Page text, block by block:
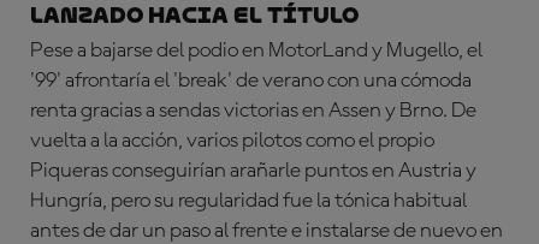
LANZADO HACIA EL TÍTULO
Pese a bajarse del podio en MotorLand y Mugello, el
'99' afrontaría el 'break' de verano con una cómoda
renta gracias a sendas victorias en Assen y Brno. De
vuelta a la acción, varios pilotos como el propio
Piqueras conseguirían arañarle puntos en Austria y
Hungría, pero su regularidad fue la tónica habitual
antes de dar un paso al frente e instalarse de nuevo en